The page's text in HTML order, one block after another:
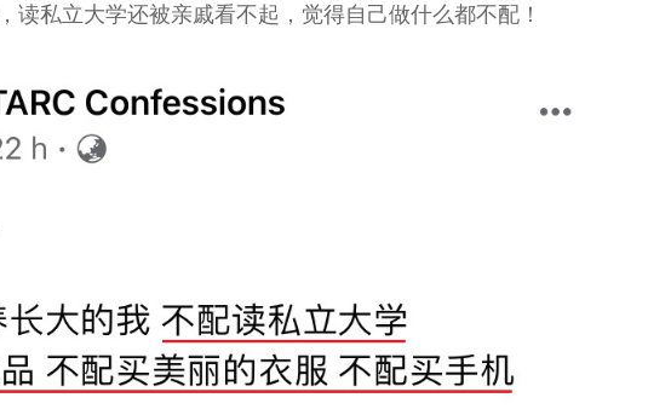
读私立大学还被亲戚看不起，觉得自己做什么都不配！